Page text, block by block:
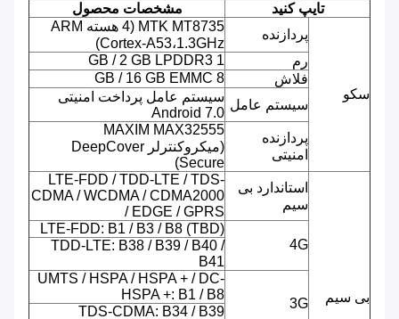
تایپ کنید
مشخصات محصول
سکو
پردازنده
MTK MT8735 (4 هسته ARM
Cortex-A53،1.3GHz)
رم
1 GB / 2 GB LPDDR3
فلاش
8 GB / 16 GB EMMC
سیستم عامل
سیستم عامل پرداخت امنیتی
Android 7.0
پردازنده
امنیتی
MAXIM MAX32555
(میکروکنترلر DeepCover
Secure)
بی سیم
استاندارد بی
سیم
LTE-FDD / TDD-LTE / TDS-
CDMA / WCDMA / CDMA2000
/ EDGE / GPRS
4G
LTE-FDD: B1 / B3 / B8 (TBD)
TDD-LTE: B38 / B39 / B40 /
B41
3G
UMTS / HSPA / HSPA + / DC-
HSPA +: B1 / B8
TDS-CDMA: B34 / B39